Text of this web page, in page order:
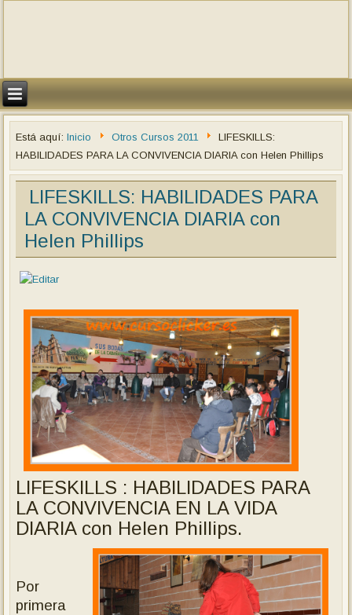
Está aquí:Inicio Otros Cursos 2011
LIFESKILLS:
HABILIDADES PARA LA CONVIVENCIA DIARIA con Helen Phillips
LIFESKILLS: HABILIDADES PARA
LA CONVIVENCIA DIARIA con
Helen Phillips
LIFESKILLS : HABILIDADES PARA
LA CONVIVENCIA EN LA VIDA
DIARIA con Helen Phillips.
Por
primera